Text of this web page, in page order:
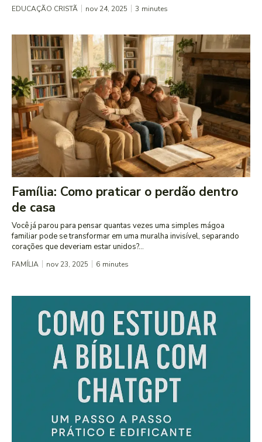
EDUCAÇÃO CRISTÃ nov 24, 2025 3 minutes
Família: Como praticar o perdão dentro
de casa
Você já parou para pensar quantas vezes uma simples mágoa
familiar pode se transformar em uma muralha invisível, separando
corações que deveriam estar unidos?...
FAMÍLIA nov 23, 2025 6 minutes